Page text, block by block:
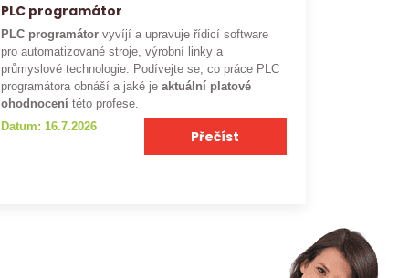
PLC programátor
PLC programátor vyvíjí a upravuje řídicí software
pro automatizované stroje, výrobní linky a
průmyslové technologie. Podívejte se, co práce PLC
programátora obnáší a jaké je aktuální platové
ohodnocení této profese.
Datum: 16.7.2026
Přečíst